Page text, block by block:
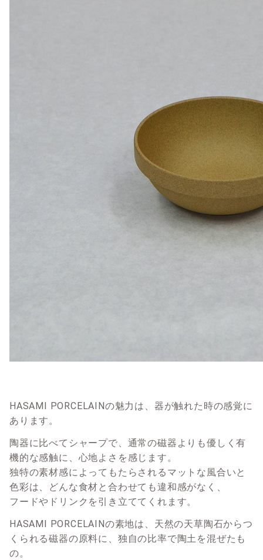
HASAMI PORCELAINの魅力は、器が触れた時の感覚に
あります。
陶器に比べてシャープで、通常の磁器よりも優しく有
機的な感触に、心地よさを感じます。
独特の素材感によってもたらされるマットな風合いと
色彩は、どんな食材と合わせても違和感がなく、
フードやドリンクを引き立ててくれます。
HASAMI PORCELAINの素地は、天然の天草陶石からつ
くられる磁器の原料に、独自の比率で陶土を混ぜたも
の。